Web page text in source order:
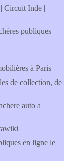
Circuit Inde |
publiques
à Paris
de collection, de
auto a
en ligne le